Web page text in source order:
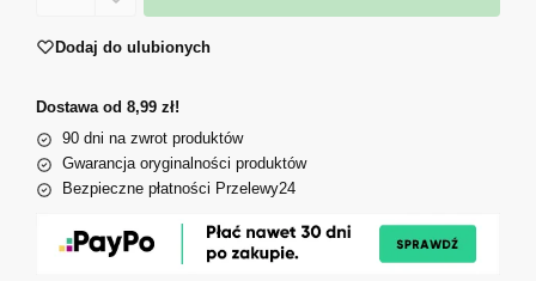
Dodaj do ulubionych
Dostawa od 8,99 zł!
90 dni na zwrot produktów
Gwarancja oryginalności produktów
Bezpieczne płatności Przelewy24